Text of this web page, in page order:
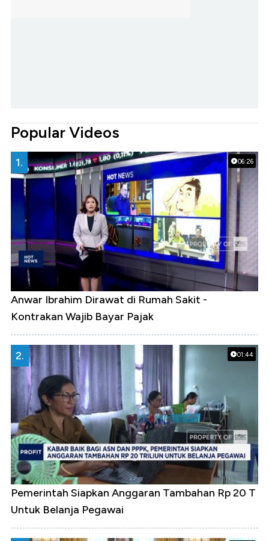
Popular Videos
06:26
1.
Anwar Ibrahim Dirawat di Rumah Sakit -
Kontrakan Wajib Bayar Pajak
01:44
2.
Pemerintah Siapkan Anggaran Tambahan Rp 20 T
Untuk Belanja Pegawai